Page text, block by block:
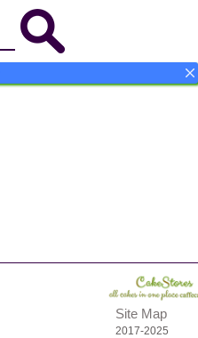
Site Map
2017-2025